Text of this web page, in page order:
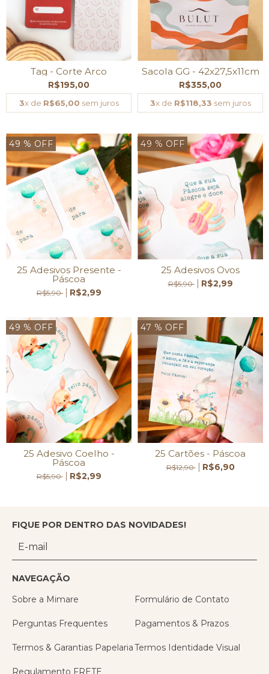
Tag - Corte Arco
R$195,00
3x de R$65,00 sem juros
Sacola GG - 42x27,5x11cm
R$355,00
3x de R$118,33 sem juros
49 % OFF
25 Adesivos Presente -
Páscoa
R$5,90 R$2,99
49 % OFF
25 Adesivos Ovos
R$5,90 R$2,99
49 % OFF
25 Adesivo Coelho -
Páscoa
R$5,90 R$2,99
47 % OFF
25 Cartões - Páscoa
R$12,90 R$6,90
FIQUE POR DENTRO DAS NOVIDADES!
NAVEGAÇÃO
Sobre a Mimare
Formulário de Contato
Perguntas Frequentes Pagamentos & Prazos
Termos & Garantias PapelariaTermos Identidade Visual
Regulamento FRETE